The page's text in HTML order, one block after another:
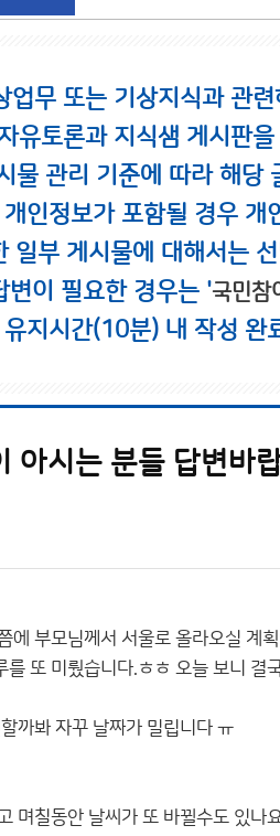
업무 또는 기상지식과 관
유토론과 지식샘 게시판
물 관리 기준에 따라 해당
인정보가 포함될 경우
일부 게시물에 대해서는
이 필요한 경우는 '국민참
지시간(10분) 내 작성 완
아시는 분들 답변바
부모님께서 서울로 올라오실 계
또 미뤘습니다.ㅎㅎ 오늘 보니 결
까봐 자꾸 날짜가 밀립니다 ㅠ
며칠동안 날씨가 또 바뀔수도 있나